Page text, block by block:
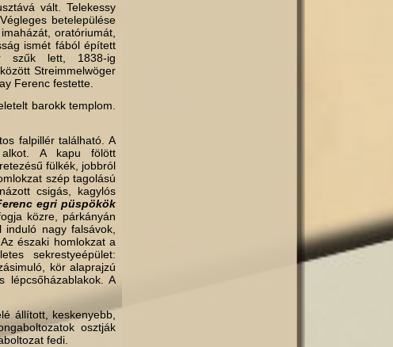
vált. Telekessy
betelepülése
oratóriumát,
ismét fából épített
szűk lett, 1838-ig
Streimmelwöger
Ferenc festette.
barokk templom.
falpillér található. A
A kapu fölött
fülkék, jobbról
szép tagolású
csigás, kagylós
egri püspökök
közre, párkányán
nagy falsávok,
északi homlokzat a
sekrestyeépület:
kör alaprajzú
lépcsőházablakok. A
állított, keskenyebb,
osztják
fedi.